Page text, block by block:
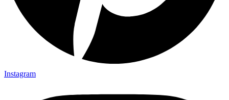
Instagram